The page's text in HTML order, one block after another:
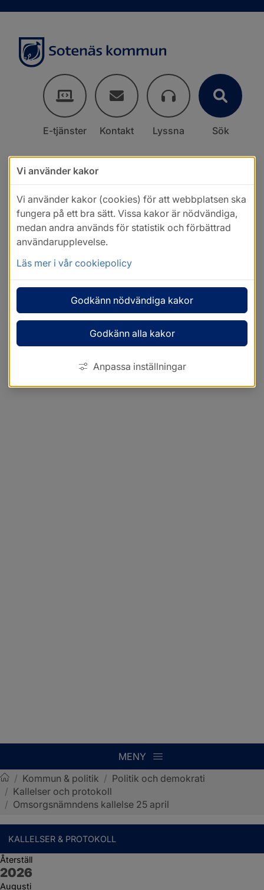
E-tjänster Kontakt Lyssna Sök
MENY
Sotenäs kommun
/ Kommun & politik / Politik och demokrati
/ Kallelser och protokoll
/ Omsorgsnämndens kallelse 25 april
KALLELSER & PROTOKOLL
Återställ
År:
2026
Augusti
Vi använder kakor
Vi använder kakor (cookies) för att webbplatsen ska
fungera på ett bra sätt. Vissa kakor är nödvändiga,
medan andra används för statistik och förbättrad
användarupplevelse.
Läs mer i vår cookiepolicy
Godkänn nödvändiga kakor
Godkänn alla kakor
Anpassa inställningar